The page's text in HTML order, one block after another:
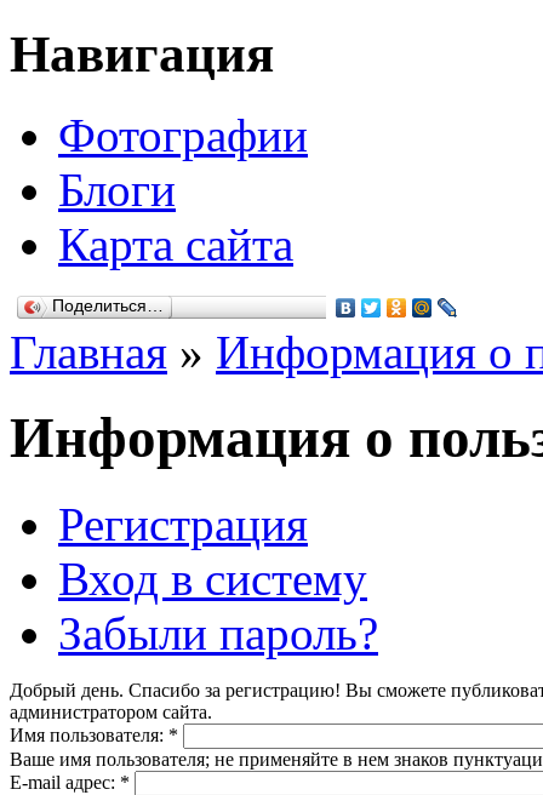
Навигация
Фотографии
Блоги
Карта сайта
Поделиться…
Главная » Информация о
Информация о
Регистрация
Вход в систему
Забыли пароль?
Добрый день. Спасибо за регистрацию! Вы сможете
администратором сайта.
Имя пользователя: *
Ваше имя пользователя; не применяйте в нем знаков
E-mail адрес: *